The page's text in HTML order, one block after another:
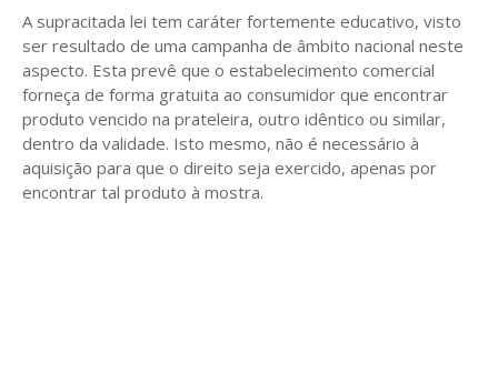
A supracitada lei tem caráter fortemente educativo, visto
ser resultado de uma campanha de âmbito nacional neste
aspecto. Esta prevê que o estabelecimento comercial
forneça de forma gratuita ao consumidor que encontrar
produto vencido na prateleira, outro idêntico ou similar,
dentro da validade. Isto mesmo, não é necessário à
aquisição para que o direito seja exercido, apenas por
encontrar tal produto à mostra.